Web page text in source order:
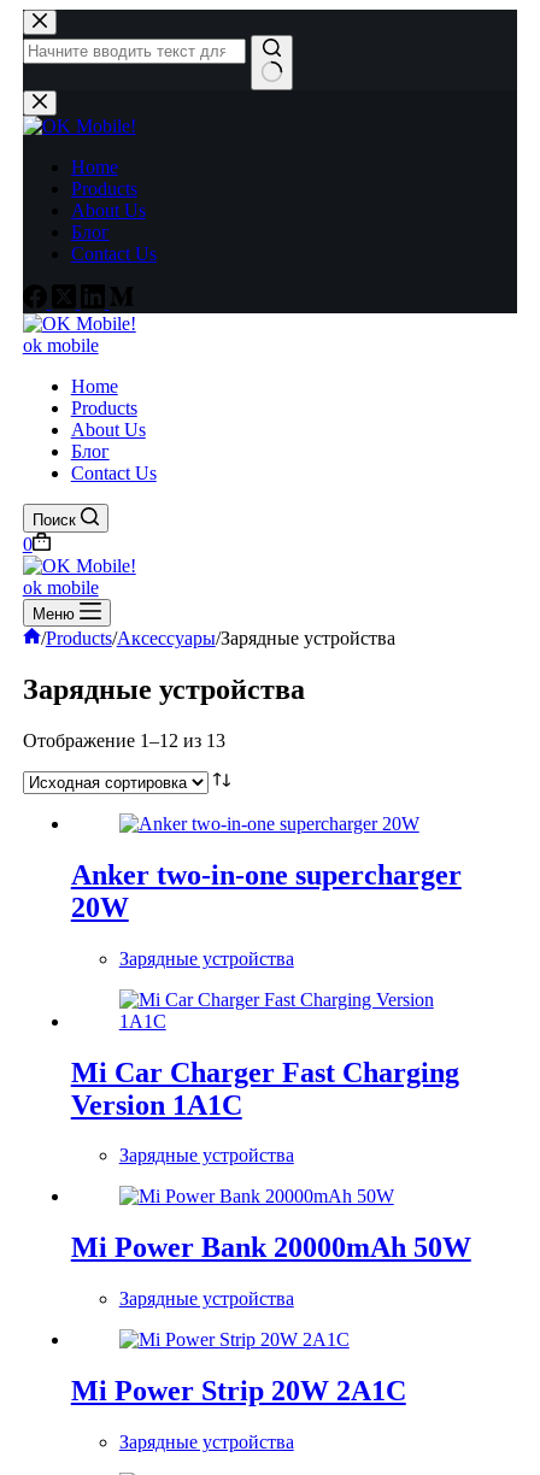
Перейти
к
сути
Ничего
не
Home
Products
About Us
Блог
Contact Us
ok mobile
Home
Products
About Us
Блог
Contact Us
Поиск
Корзина
0
ok mobile
Меню
Главная
/Products/Аксессуары/Зарядные устройства
Зарядные устройства
Отображение 1–12 из 13
Anker two-in-one supercharger
20W
Зарядные устройства
Mi Car Charger Fast Charging
Version 1A1C
Зарядные устройства
Mi Power Bank 20000mAh 50W
Зарядные устройства
Mi Power Strip 20W 2A1C
Зарядные устройства